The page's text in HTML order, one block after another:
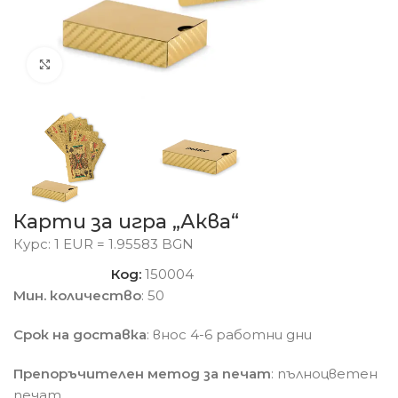
Click to enlarge
Карти за игра „Аква“
Курс: 1 EUR = 1.95583 BGN
Код:150004
Мин. количество: 50
Срок на доставка: внос 4-6 работни дни
Препоръчителен метод за печат: пълноцветен